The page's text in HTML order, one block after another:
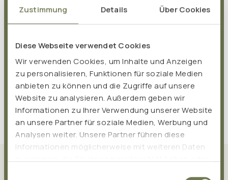
Zustimmung Details Über Cookies
Diese Webseite verwendet Cookies
Wir verwenden Cookies, um Inhalte und Anzeigen
zu personalisieren, Funktionen für soziale Medien
anbieten zu können und die Zugriffe auf unsere
Website zu analysieren. Außerdem geben wir
Informationen zu Ihrer Verwendung unserer Website
an unsere Partner für soziale Medien, Werbung und
Analysen weiter. Unsere Partner führen diese
Informationen möglicherweise mit weiteren Daten